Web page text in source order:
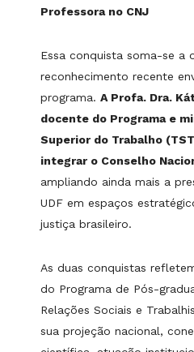
Professora no CNJ
Essa conquista soma-se a
reconhecimento recente
programa. A Profa. Dra.
docente do Programa e
Superior do Trabalho
integrar o Conselho
ampliando ainda mais a
UDF em espaços
justiça brasileiro.
As duas conquistas
do Programa de Pós-
Relações Sociais e
sua projeção nacional,